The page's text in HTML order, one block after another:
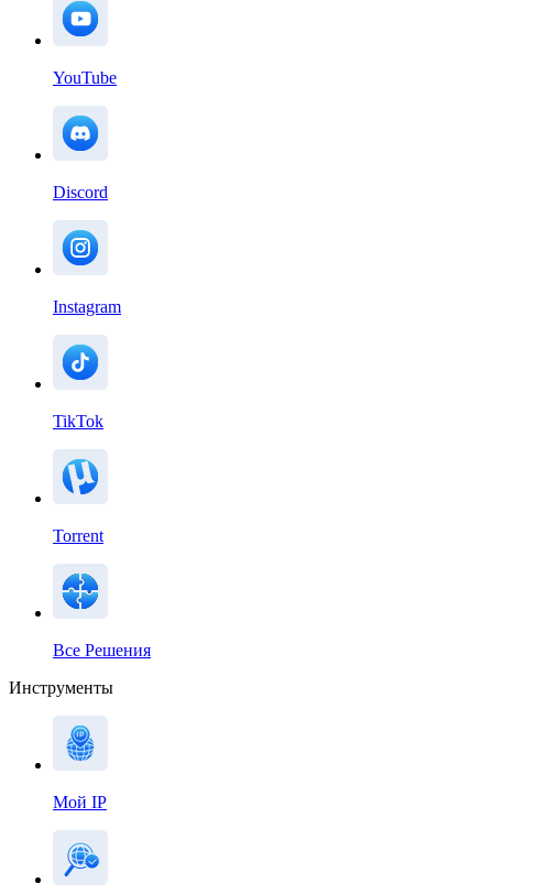
YouTube
Discord
Instagram
TikTok
Torrent
Все Решения
Инструменты
Мой IP